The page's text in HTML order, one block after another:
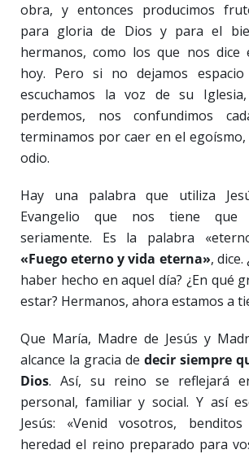
obra, y entonces producimos
para gloria de Dios y para el
hermanos, como los que nos dice
hoy. Pero si no dejamos
escuchamos la voz de su
perdemos, nos confundimos
terminamos por caer en el
odio.
Hay una palabra que utiliza
Evangelio que nos tiene que
seriamente. Es la palabra
«Fuego eterno y vida eterna»,
haber hecho en aquel día? ¿En qué
estar? Hermanos, ahora estamos a
Que María, Madre de Jesús y
alcance la gracia de decir siempre
Dios. Así, su reino se reflejará
personal, familiar y social. Y así
Jesús: «Venid vosotros,
heredad el reino preparado para